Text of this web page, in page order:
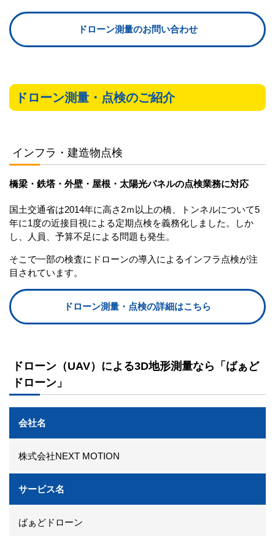
ドローン測量のお問い合わせ
ドローン測量・点検のご紹介
インフラ・建造物点検
橋梁・鉄塔・外壁・屋根・太陽光パネルの点検業務に対応
国土交通省は2014年に高さ2ｍ以上の橋、トンネルについて5
年に1度の近接目視による定期点検を義務化しました。しか
し、人員、予算不足による問題も発生。
そこで一部の検査にドローンの導入によるインフラ点検が注
目されています。
ドローン測量・点検の詳細はこちら
ドローン（UAV）による3D地形測量なら「ばぁど
ドローン」
会社名
株式会社NEXT MOTION
サービス名
ばぁどドローン